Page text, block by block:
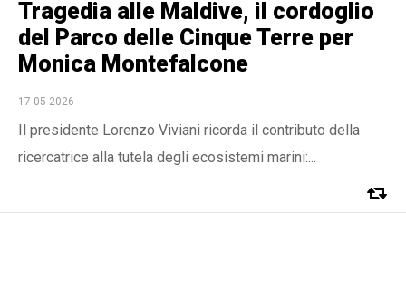
Tragedia alle Maldive, il cordoglio
del Parco delle Cinque Terre per
Monica Montefalcone
17-05-2026
Il presidente Lorenzo Viviani ricorda il contributo della
ricercatrice alla tutela degli ecosistemi marini:...